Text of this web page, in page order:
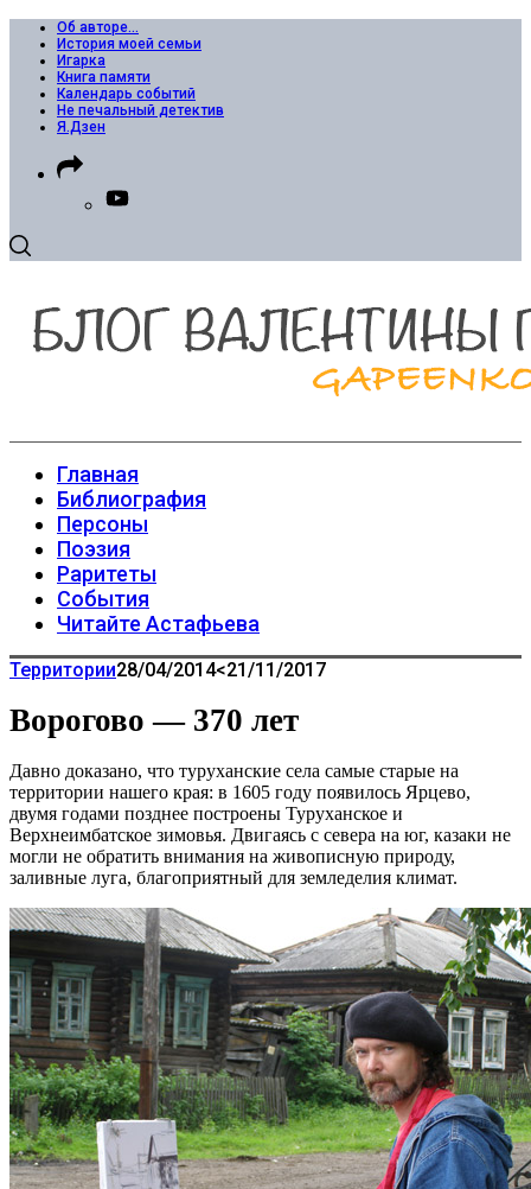
Об авторе…
История моей семьи
Игарка
Книга памяти
Календарь событий
Не печальный детектив
Я.Дзен
Главная
Библиография
Персоны
Поэзия
Раритеты
События
Читайте Астафьева
Территории28/04/2014<21/11/2017
Ворогово — 370 лет
Давно доказано, что туруханские села самые старые на
территории нашего края: в 1605 году появилось Ярцево,
двумя годами позднее построены Туруханское и
Верхнеимбатское зимовья. Двигаясь с севера на юг, казаки не
могли не обратить внимания на живописную природу,
заливные луга, благоприятный для земледелия климат.